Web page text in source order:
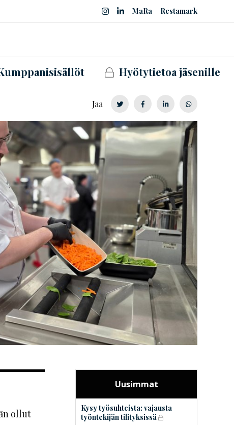
MaRa Restamark
Hyötytietoa jäsenille
Jaa
Uusimmat
Kysy työsuhteista: vajausta
työntekijän tilityksissä
ollut